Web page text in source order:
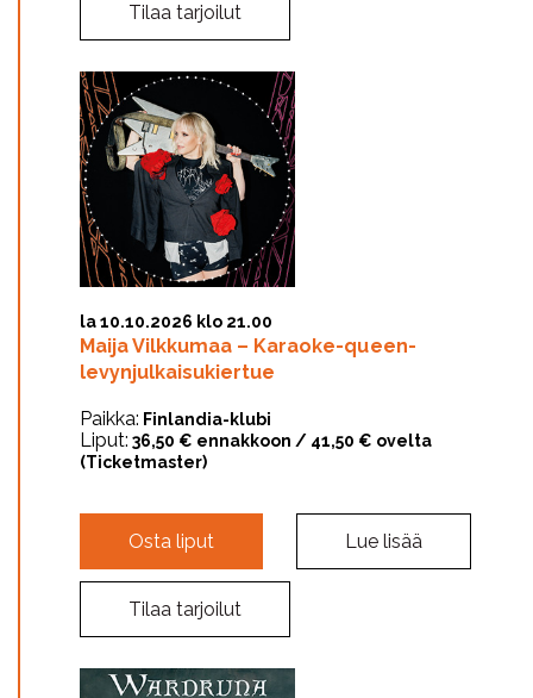
Tilaa tarjoilut
la 10.10.2026 klo 21.00
Maija Vilkkumaa – Karaoke-queen-
levynjulkaisukiertue
Paikka: Finlandia-klubi
Liput: 36,50 € ennakkoon / 41,50 € ovelta
(Ticketmaster)
Osta liput Lue lisää
Tilaa tarjoilut